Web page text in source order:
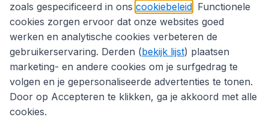
zoals gespecificeerd in ons cookiebeleid . Functionele
cookies zorgen ervoor dat onze websites goed
werken en analytische cookies verbeteren de
gebruikerservaring. Derden (bekijk lijst) plaatsen
marketing- en andere cookies om je surfgedrag te
volgen en je gepersonaliseerde advertenties te tonen.
Door op Accepteren te klikken, ga je akkoord met alle
cookies.